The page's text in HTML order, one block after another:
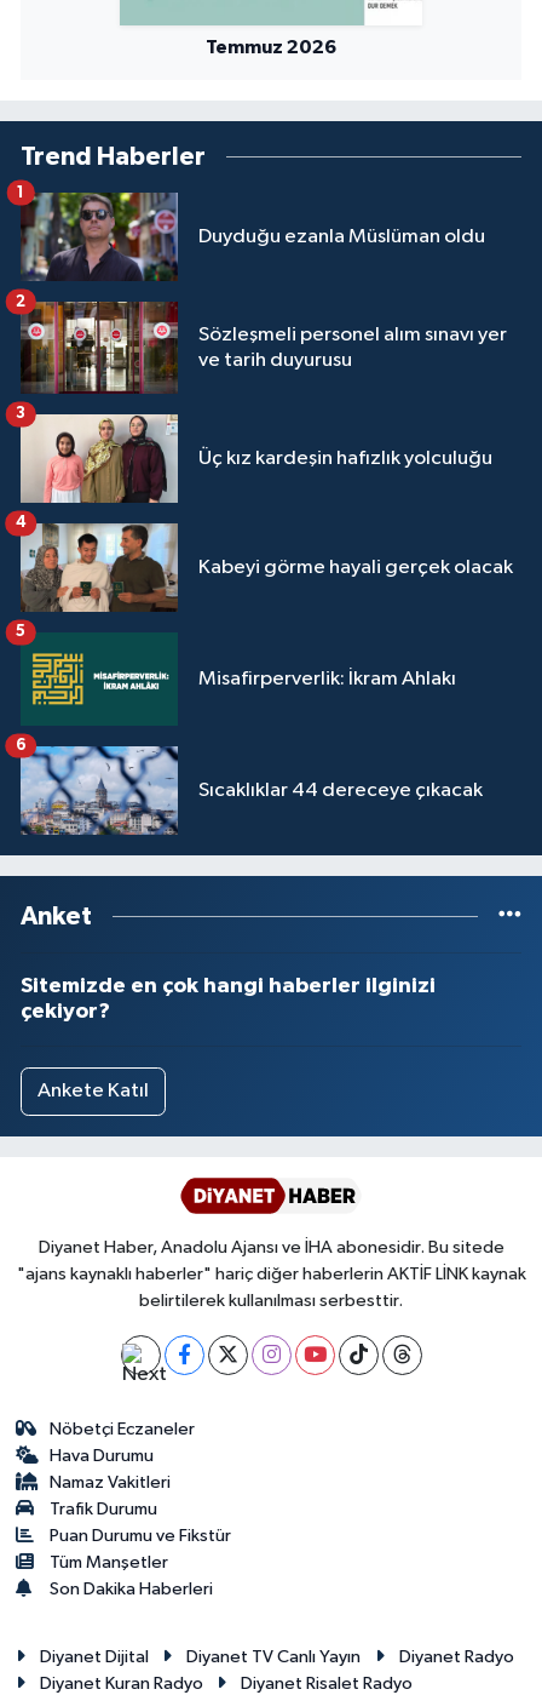
Temmuz 2026
Trend Haberler
Duyduğu ezanla Müslüman oldu
1
Sözleşmeli personel alım sınavı yer
ve tarih duyurusu
2
Üç kız kardeşin hafızlık yolculuğu
3
Kabeyi görme hayali gerçek olacak
4
Misafirperverlik: İkram Ahlakı
5
Sıcaklıklar 44 dereceye çıkacak
6
Anket
Sitemizde en çok hangi haberler ilginizi
çekiyor?
Ankete Katıl
Diyanet Haber, Anadolu Ajansı ve İHA abonesidir. Bu sitede
"ajans kaynaklı haberler" hariç diğer haberlerin AKTİF LİNK kaynak
belirtilerek kullanılması serbesttir.
Nöbetçi Eczaneler
Hava Durumu
Namaz Vakitleri
Trafik Durumu
Puan Durumu ve Fikstür
Tüm Manşetler
Son Dakika Haberleri
Diyanet Dijital Diyanet TV Canlı Yayın
Diyanet Radyo
Diyanet Kuran Radyo
Diyanet Risalet Radyo
Niğde Müftülüğü
Ordu Müftülüğü
Osmaniye Müftülüğü
Rize Müftülüğü
Sakarya Müftülüğü
Samsun Müftülüğü
Siirt Müftülüğü
Sinop Müftülüğü
Şanlıurfa Müftülüğü
Şırnak Müftülüğü
Tekirdağ Müftülüğü
Trabzon Müftülüğü
Tunceli Müftülüğü
Van Müftülüğü
Yalova Müftülüğü
Yozgat Müftülüğü
Zonguldak Müftülüğü